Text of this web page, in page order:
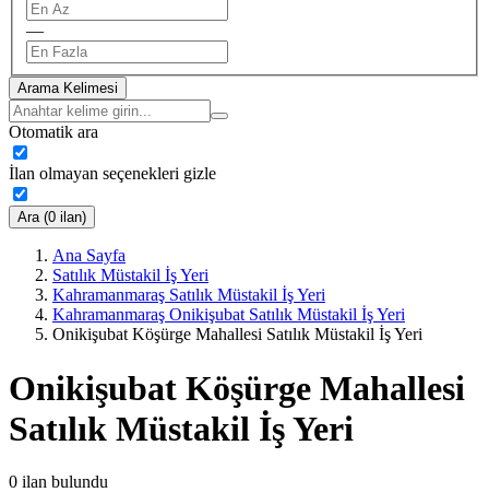
—
Arama Kelimesi
Otomatik ara
İlan olmayan seçenekleri gizle
Ara (0 ilan)
Ana Sayfa
Satılık Müstakil İş Yeri
Kahramanmaraş Satılık Müstakil İş Yeri
Kahramanmaraş Onikişubat Satılık Müstakil İş Yeri
Onikişubat Köşürge Mahallesi Satılık Müstakil İş Yeri
Onikişubat Köşürge Mahallesi
Satılık Müstakil İş Yeri
0 ilan bulundu